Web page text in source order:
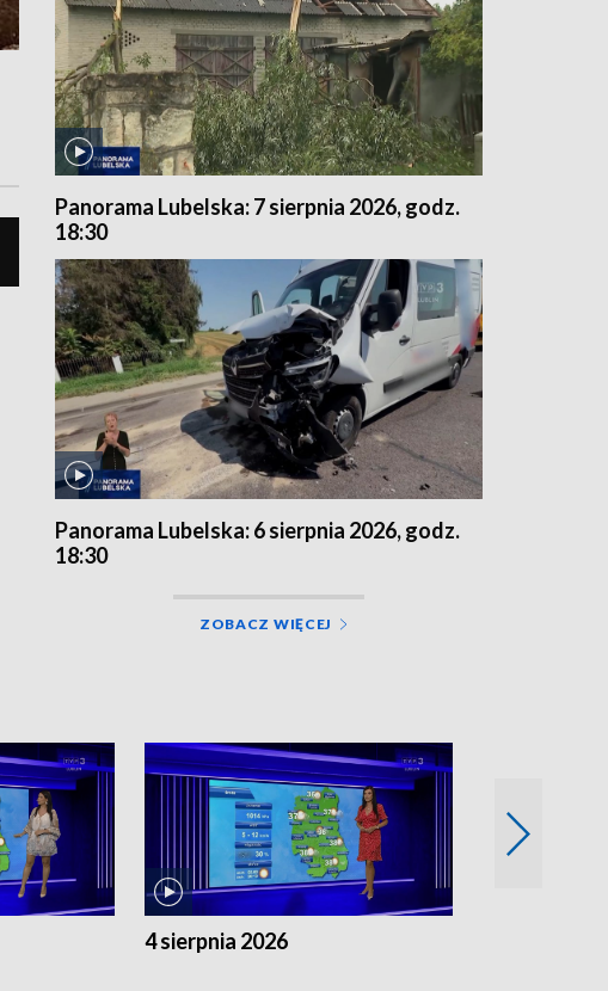
Panorama Lubelska: 7 sierpnia 2026, godz.
18:30
Panorama Lubelska: 6 sierpnia 2026, godz.
18:30
ZOBACZ WIĘCEJ
4 sierpnia 2026